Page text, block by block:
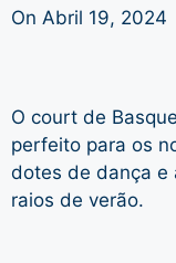
On Abril 19, 2024
O court de
perfeito para os
dotes de dança e
raios de verão.